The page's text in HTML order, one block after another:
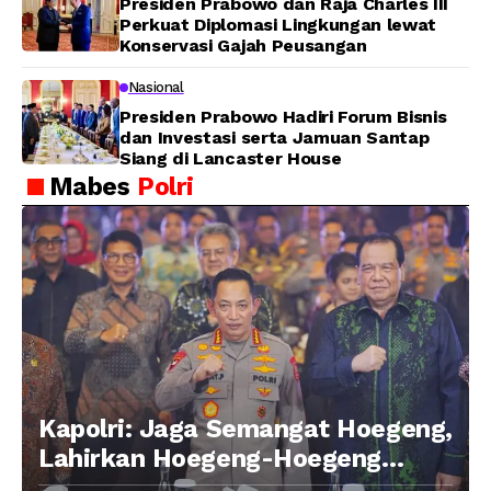
Perkuat Diplomasi Lingkungan lewat
Konservasi Gajah Peusangan
Nasional
Presiden Prabowo Hadiri Forum Bisnis
dan Investasi serta Jamuan Santap
Siang di Lancaster House
Mabes Polri
Kapolri: Jaga Semangat Hoegeng,
Lahirkan Hoegeng-Hoegeng